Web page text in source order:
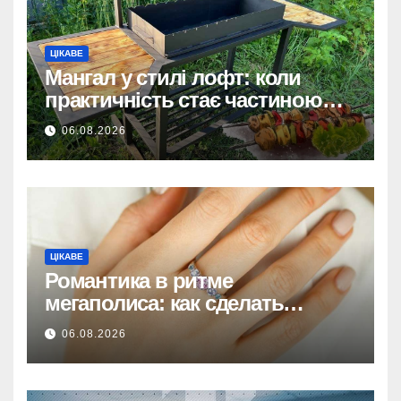
ЦІКАВЕ
Мангал у стилі лофт: коли
практичність стає частиною
дизайну
06.08.2026
ЦІКАВЕ
Романтика в ритме
мегаполиса: как сделать
идеальный ювелирный
сюрприз любимой девушке
06.08.2026